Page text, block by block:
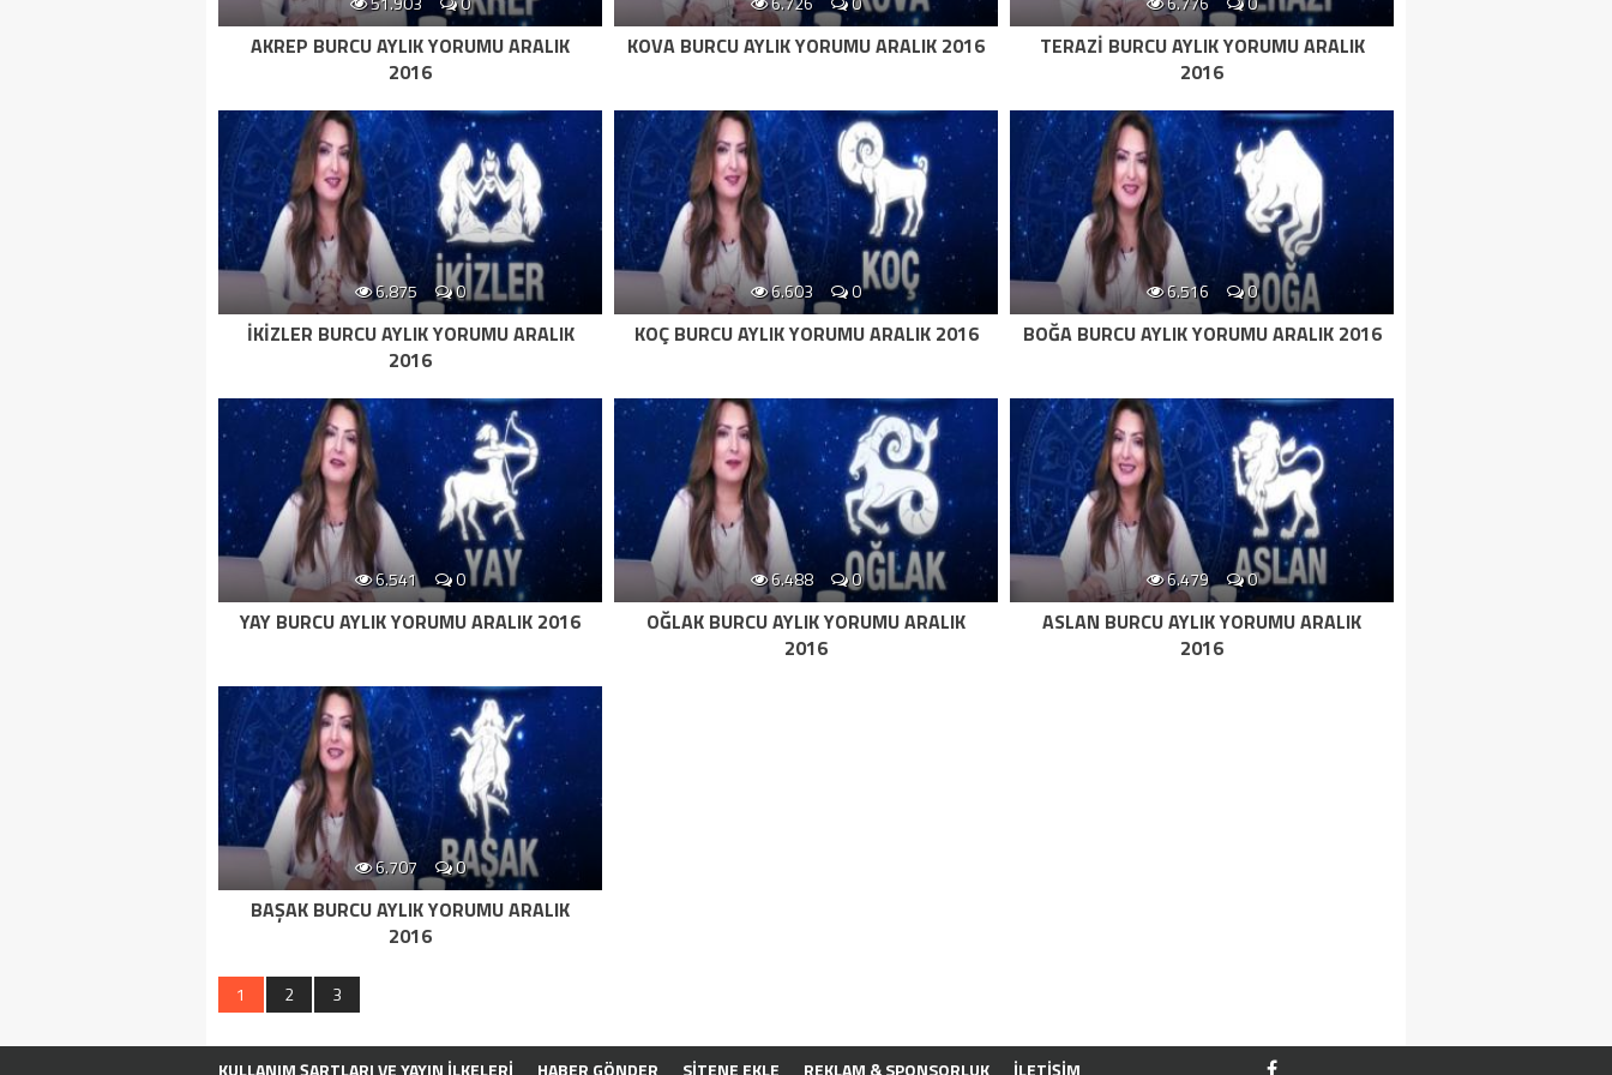
AKREP BURCU AYLIK YORUMU ARALIK
2016
KOVA BURCU AYLIK YORUMU ARALIK 2016
TERAZI BURCU AYLIK YORUMU ARALIK
2016
İKIZLER BURCU AYLIK YORUMU ARALIK
2016
6.875 0
KOÇ BURCU AYLIK YORUMU ARALIK 2016
6.603 0
BOĞA BURCU AYLIK YORUMU ARALIK 2016
6.516 0
YAY BURCU AYLIK YORUMU ARALIK 2016
6.541 0
OĞLAK BURCU AYLIK YORUMU ARALIK
2016
6.488 0
ASLAN BURCU AYLIK YORUMU ARALIK
2016
6.479 0
BAŞAK BURCU AYLIK YORUMU ARALIK
2016
6.707 0
1 2 3
KULLANIM ŞARTLARI VE YAYIN İLKELERI HABER GÖNDER SİTENE EKLE REKLAM & SPONSORLUK İLETIŞIM